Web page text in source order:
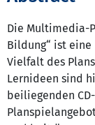
Die Multimedia-
Bildung“ ist eine
Vielfalt des
Lernideen sind
beiliegenden